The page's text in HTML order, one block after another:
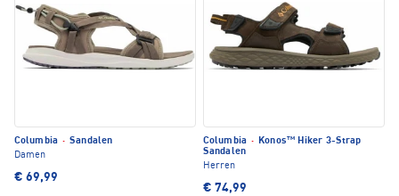
Columbia · Sandalen
Damen
€ 69,99
Columbia · Konos™ Hiker 3-Strap
Sandalen
Herren
€ 74,99